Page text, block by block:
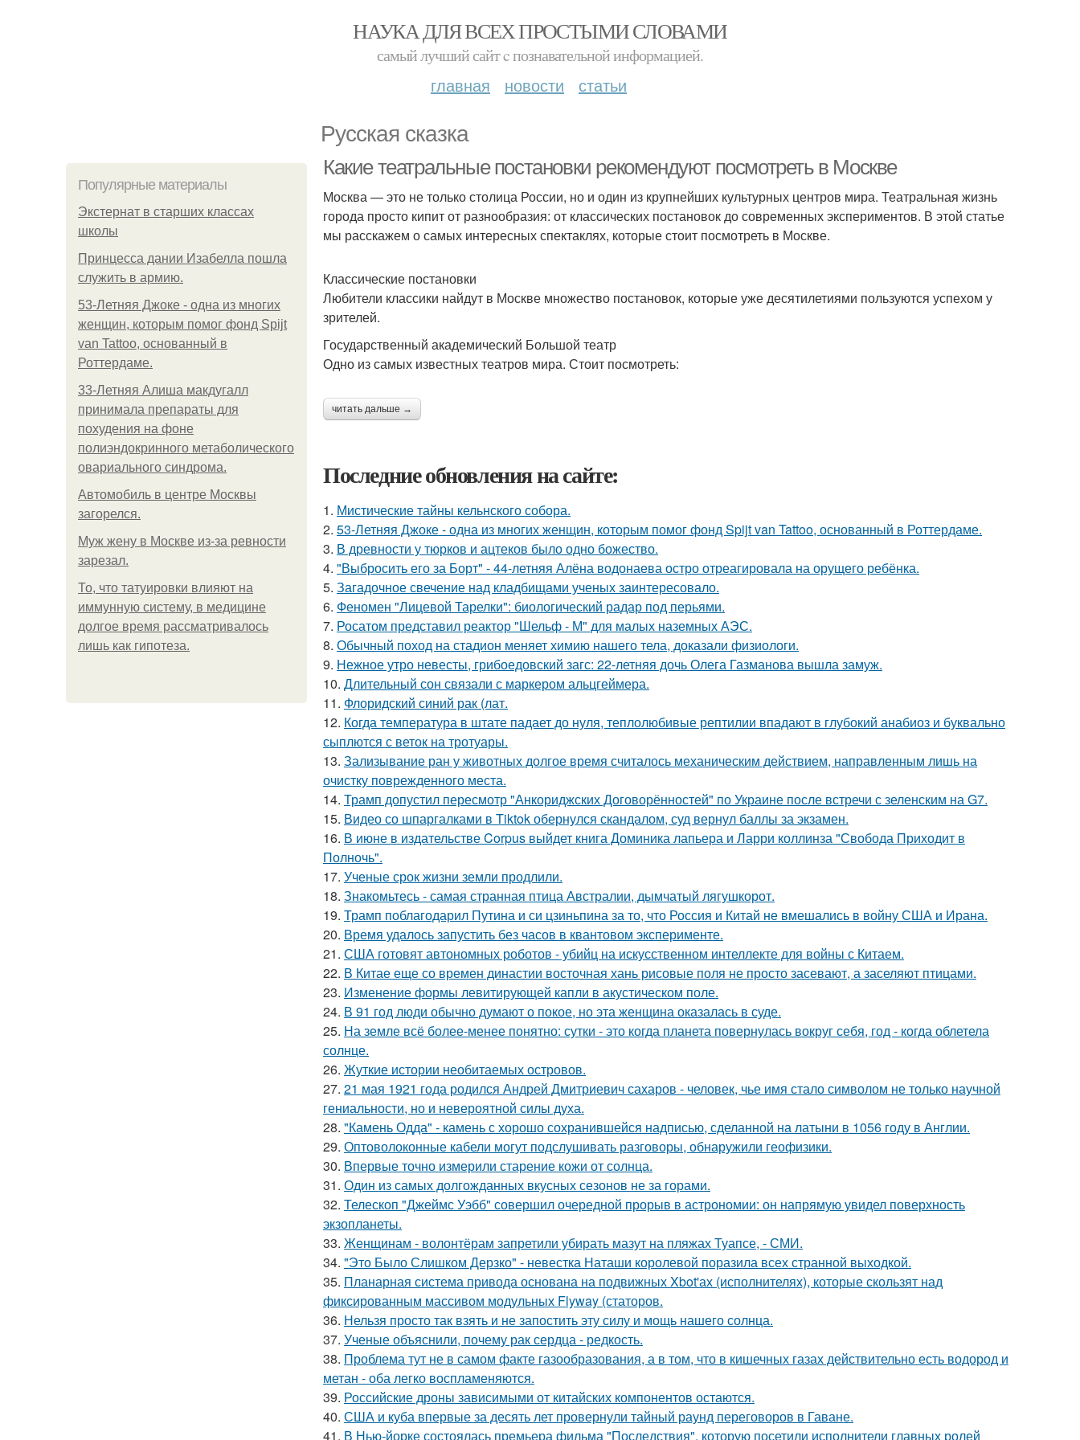
НАУКА ДЛЯ ВСЕХ ПРОСТЫМИ СЛОВАМИ
самый лучший сайт c познавательной информацией.
главная новости статьи
Русская сказка
Популярные материалы
Экстернат в старших классах
школы
Принцесса дании Изабелла пошла
служить в армию.
53-Летняя Джоке - одна из многих
женщин, которым помог фонд Spijt
van Tattoo, основанный в
Роттердаме.
33-Летняя Алиша макдугалл
принимала препараты для
похудения на фоне
полиэндокринного метаболического
овариального синдрома.
Автомобиль в центре Москвы
загорелся.
Mуж жену в Москве из-за ревности
зарезал.
То, что татуировки влияют на
иммунную систему, в медицине
долгое время рассматривалось
лишь как гипотеза.
Какие театральные постановки рекомендуют посмотреть в Москве
Москва — это не только столица России, но и один из крупнейших культурных центров мира. Театральная жизнь
города просто кипит от разнообразия: от классических постановок до современных экспериментов. В этой статье
мы расскажем о самых интересных спектаклях, которые стоит посмотреть в Москве.
Классические постановки
Любители классики найдут в Москве множество постановок, которые уже десятилетиями пользуются успехом у
зрителей.
Государственный академический Большой театр
Одно из самых известных театров мира. Стоит посмотреть:
читать дальше →
Последние обновления на сайте:
1. Мистические тайны кельнского собора.
2. 53-Летняя Джоке - одна из многих женщин, которым помог фонд Spijt van Tattoo, основанный в Роттердаме.
3. В древности у тюрков и ацтеков было одно божество.
4. "Выбросить его за Борт" - 44-летняя Алёна водонаева остро отреагировала на орущего ребёнка.
5. Загадочное свечение над кладбищами ученых заинтересовало.
6. Феномен "Лицевой Тарелки": биологический радар под перьями.
7. Росатом представил реактор "Шельф - М" для малых наземных АЭС.
8. Обычный поход на стадион меняет химию нашего тела, доказали физиологи.
9. Нежное утро невесты, грибоедовский загс: 22-летняя дочь Олега Газманова вышла замуж.
10. Длительный сон связали с маркером альцгеймера.
11. Флоридский синий рак (лат.
12. Когда температура в штате падает до нуля, теплолюбивые рептилии впадают в глубокий анабиоз и буквально
сыплются с веток на тротуары.
13. Зализывание ран у животных долгое время считалось механическим действием, направленным лишь на
очистку поврежденного места.
14. Трамп допустил пересмотр "Анкориджских Договорённостей" по Украине после встречи с зеленским на G7.
15. Видео со шпаргалками в Tiktok обернулся скандалом, суд вернул баллы за экзамен.
16. В июне в издательстве Corpus выйдет книга Доминика лапьера и Ларри коллинза "Свобода Приходит в
Полночь".
17. Ученые срок жизни земли продлили.
18. Знакомьтесь - самая странная птица Австралии, дымчатый лягушкорот.
19. Трамп поблагодарил Путина и си цзиньпина за то, что Россия и Китай не вмешались в войну США и Ирана.
20. Время удалось запустить без часов в квантовом эксперименте.
21. США готовят автономных роботов - убийц на искусственном интеллекте для войны с Китаем.
22. В Китае еще со времен династии восточная хань рисовые поля не просто засевают, а заселяют птицами.
23. Изменение формы левитирующей капли в акустическом поле.
24. В 91 год люди обычно думают о покое, но эта женщина оказалась в суде.
25. На земле всё более-менее понятно: сутки - это когда планета повернулась вокруг себя, год - когда облетела
солнце.
26. Жуткие истории необитаемых островов.
27. 21 мая 1921 года родился Андрей Дмитриевич сахаров - человек, чье имя стало символом не только научной
гениальности, но и невероятной силы духа.
28. "Камень Одда" - камень с хорошо сохранившейся надписью, сделанной на латыни в 1056 году в Англии.
29. Оптоволоконные кабели могут подслушивать разговоры, обнаружили геофизики.
30. Впервые точно измерили старение кожи от солнца.
31. Один из самых долгожданных вкусных сезонов не за горами.
32. Телескоп "Джеймс Уэбб" совершил очередной прорыв в астрономии: он напрямую увидел поверхность
экзопланеты.
33. Женщинам - волонтёрам запретили убирать мазут на пляжах Туапсе, - СМИ.
34. "Это Было Слишком Дерзко" - невестка Наташи королевой поразила всех странной выходкой.
35. Планарная система привода основана на подвижных Xbot'ах (исполнителях), которые скользят над
фиксированным массивом модульных Flyway (статоров.
36. Нельзя просто так взять и не запостить эту силу и мощь нашего солнца.
37. Ученые объяснили, почему рак сердца - редкость.
38. Проблема тут не в самом факте газообразования, а в том, что в кишечных газах действительно есть водород и
метан - оба легко воспламеняются.
39. Российские дроны зависимыми от китайских компонентов остаются.
40. США и куба впервые за десять лет провернули тайный раунд переговоров в Гаване.
41. В Нью-йорке состоялась премьера фильма "Последствия", которую посетили исполнители главных ролей